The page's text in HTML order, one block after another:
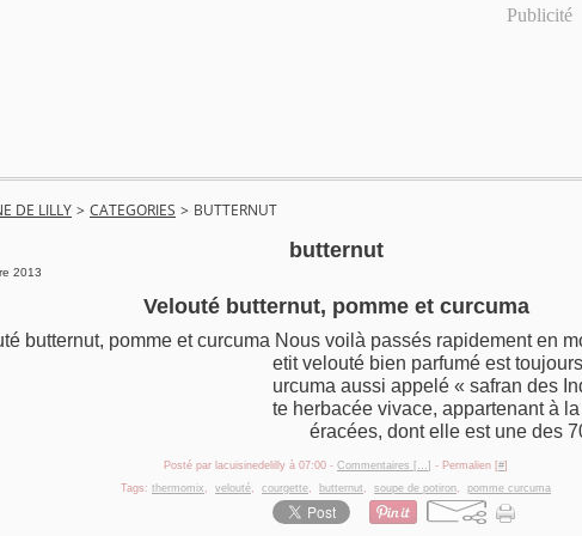
Publicité
DE LILLY > CATEGORIES > BUTTERNUT
butternut
2013
Velouté butternut, pomme et curcuma
Nous voilà passés rapidement en
etit velouté bien parfumé est
urcuma aussi appelé « safran des
te herbacée vivace, appartenant à
éracées, dont elle est une des
Posté par lacuisinedelilly à 07:00 - Commentaires [ …] - Permalien [#]
Tags: thermomix , velouté, courgette, butternut , soupe de potiron, pomme curcuma